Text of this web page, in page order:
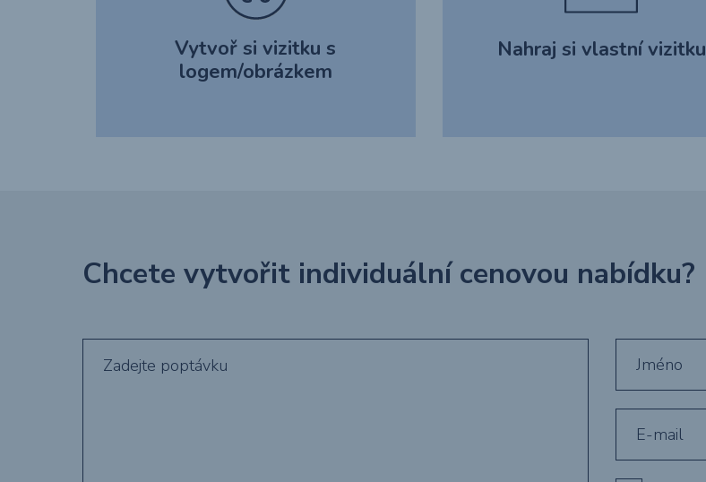
Vytvoř si vizitku s
logem/obrázkem
Nahraj si vlastní vizitku
Chcete vytvořit individuální cenovou nabídku?